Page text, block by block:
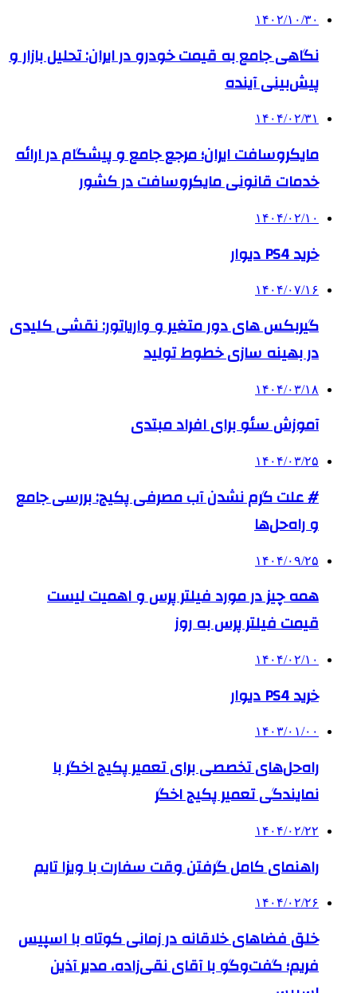
۱۴۰۲/۱۰/۳۰
نگاهی جامع به قیمت خودرو در ایران: تحلیل بازار و
پیش‌بینی آینده
۱۴۰۴/۰۲/۳۱
مایکروسافت ایران؛ مرجع جامع و پیشگام در ارائه
خدمات قانونی مایکروسافت در کشور
۱۴۰۴/۰۲/۱۰
خرید PS4 دیوار
۱۴۰۴/۰۷/۱۶
گیربکس های دور متغیر و واریاتور: نقشی کلیدی
در بهینه سازی خطوط تولید
۱۴۰۴/۰۳/۱۸
آموزش سئو برای افراد مبتدی
۱۴۰۴/۰۳/۲۵
# علت گرم نشدن آب مصرفی پکیج: بررسی جامع
و راه‌حل‌ها
۱۴۰۴/۰۹/۲۵
همه چیز در مورد فیلتر پرس و اهمیت لیست
قیمت فیلتر پرس به روز
۱۴۰۴/۰۲/۱۰
خرید PS4 دیوار
۱۴۰۳/۰۱/۰۰
راه‌حل‌های تخصصی برای تعمیر پکیج اخگر با
نمایندگی تعمیر پکیج اخگر
۱۴۰۴/۰۲/۲۲
راهنمای کامل گرفتن وقت سفارت با ویزا تایم
۱۴۰۴/۰۲/۲۶
خلق فضاهای خلاقانه در زمانی کوتاه با اسپیس
فریم؛ گفت‌وگو با آقای نقی‌زاده، مدیر آذین